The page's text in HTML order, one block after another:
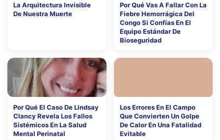
La Arquitectura Invisible
De Nuestra Muerte
Por Qué Vas A Fallar Con La
Fiebre Hemorrágica Del
Congo Si Confías En El
Equipo Estándar De
Bioseguridad
Por Qué El Caso De Lindsay
Clancy Revela Los Fallos
Sistémicos En La Salud
Mental Perinatal
Los Errores En El Campo
Que Convierten Un Golpe
De Calor En Una Fatalidad
Evitable